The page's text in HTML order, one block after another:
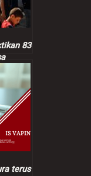
83
Zionis
terus